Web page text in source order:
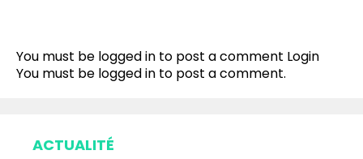
You must be logged in to post a comment Login
You must be logged in to post a comment.
ACTUALITÉ